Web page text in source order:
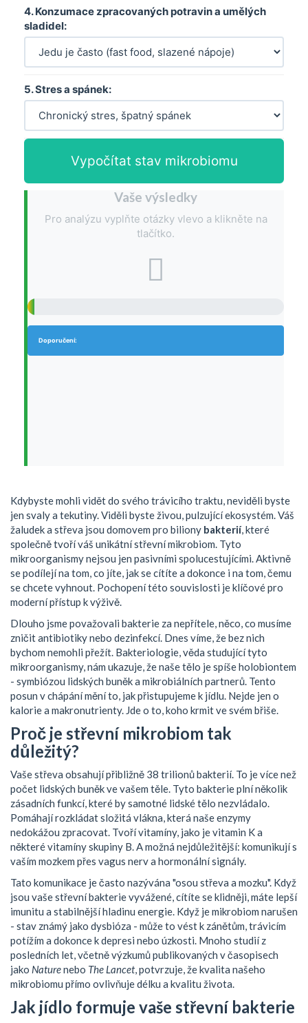
4. Konzumace zpracovaných potravin a umělých
sladidel:
5. Stres a spánek:
Vypočítat stav mikrobiomu
Vaše výsledky
Pro analýzu vyplňte otázky vlevo a klikněte na
tlačítko.
Doporučení:
Kdybyste mohli vidět do svého trávicího traktu, neviděli byste
jen svaly a tekutiny. Viděli byste živou, pulzující ekosystém. Váš
žaludek a střeva jsou domovem pro biliony bakterií, které
společně tvoří váš unikátní střevní mikrobiom. Tyto
mikroorganismy nejsou jen pasivními spolucestujícími. Aktivně
se podílejí na tom, co jíte, jak se cítíte a dokonce i na tom, čemu
se chcete vyhnout. Pochopení této souvislosti je klíčové pro
moderní přístup k výživě.
Dlouho jsme považovali bakterie za nepřítele, něco, co musíme
zničit antibiotiky nebo dezinfekcí. Dnes víme, že bez nich
bychom nemohli přežít. Bakteriologie, věda studující tyto
mikroorganismy, nám ukazuje, že naše tělo je spíše holobiontem
- symbiózou lidských buněk a mikrobiálních partnerů. Tento
posun v chápání mění to, jak přistupujeme k jídlu. Nejde jen o
kalorie a makronutrienty. Jde o to, koho krmit ve svém břiše.
Proč je střevní mikrobiom tak
důležitý?
Vaše střeva obsahují přibližně 38 trilionů bakterií. To je více než
počet lidských buněk ve vašem těle. Tyto bakterie plní několik
zásadních funkcí, které by samotné lidské tělo nezvládalo.
Pomáhají rozkládat složitá vlákna, která naše enzymy
nedokážou zpracovat. Tvoří vitamíny, jako je vitamin K a
některé vitamíny skupiny B. A možná nejdůležitější: komunikují s
vaším mozkem přes vagus nerv a hormonální signály.
Tato komunikace je často nazývána "osou střeva a mozku". Když
jsou vaše střevní bakterie vyvážené, cítíte se klidněji, máte lepší
imunitu a stabilnější hladinu energie. Když je mikrobiom narušen
- stav známý jako dysbióza - může to vést k zánětům, trávicím
potížím a dokonce k depresi nebo úzkosti. Mnoho studií z
posledních let, včetně výzkumů publikovaných v časopisech
jako Naturenebo The Lancet, potvrzuje, že kvalita našeho
mikrobiomu přímo ovlivňuje délku a kvalitu života.
Jak jídlo formuje vaše střevní bakterie